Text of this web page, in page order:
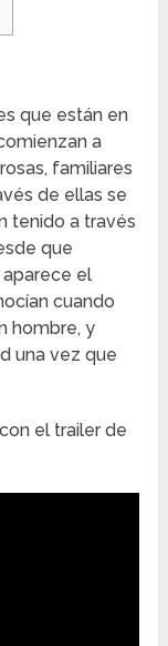
que están en
a
familiares
de ellas se
tenido a través
que
aparece el
cuando
hombre, y
una vez que
el trailer de